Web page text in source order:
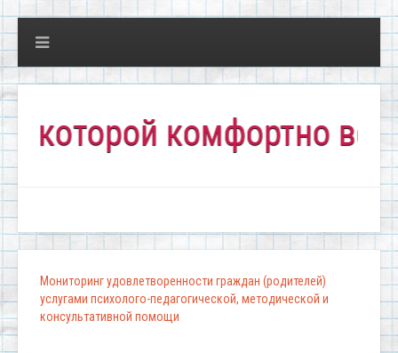
комфортно всем!"
Мониторинг удовлетворенности граждан (родителей)
услугами психолого-педагогической, методической и
консультативной помощи